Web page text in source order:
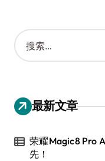
搜
索
：
最新文章
荣耀Magic8 Pro
先！